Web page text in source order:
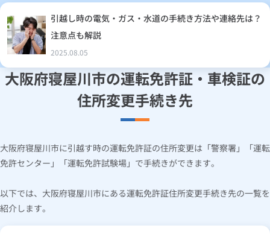
引越し時の電気・ガス・水道の手続き方法や連絡先は？
注意点も解説
2025.08.05
大阪府寝屋川市の運転免許証・車検証の
住所変更手続き先
大阪府寝屋川市に引越す時の運転免許証の住所変更は「警察署」「運転
免許センター」「運転免許試験場」で手続きができます。
以下では、大阪府寝屋川市にある運転免許証住所変更手続き先の一覧を
紹介します。